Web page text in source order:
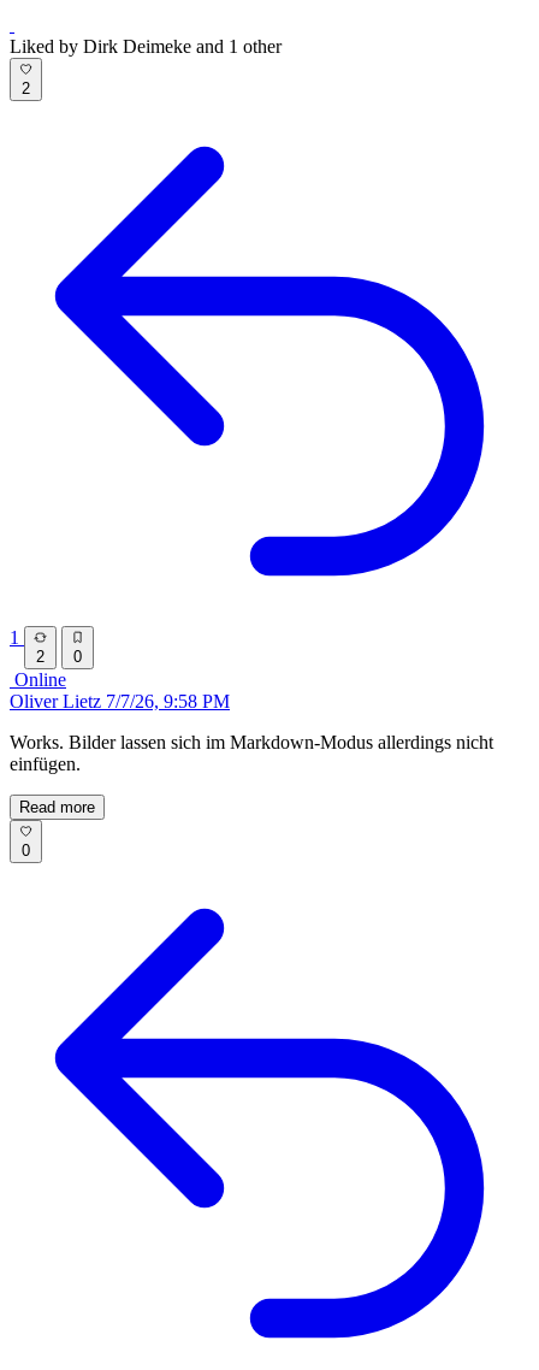
Liked by Dirk Deimeke and 1 other
2
1
2 0
Online
Oliver Lietz 7/7/26, 9:58 PM
Works. Bilder lassen sich im Markdown-Modus allerdings nicht
einfügen.
Read more
0